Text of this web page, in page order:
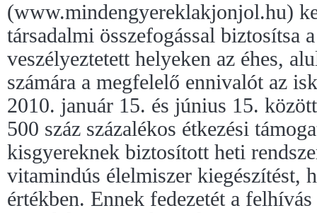
(www.mindengyereklakjonjol.hu)
társadalmi összefogással biztosítsa
veszélyeztetett helyeken az éhes,
számára a megfelelő ennivalót az
2010. január 15. és június 15.
500 száz százalékos étkezési
kisgyereknek biztosított heti
vitamindús élelmiszer kiegészítést,
értékben. Ennek fedezetét a